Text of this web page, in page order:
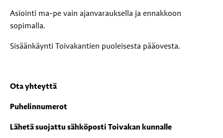
Asiointi ma-pe vain ajanvarauksella ja ennakkoon
sopimalla.
Sisäänkäynti Toivakantien puoleisesta pääovesta.
Ota yhteyttä
Puhelinnumerot
Lähetä suojattu sähköposti Toivakan kunnalle